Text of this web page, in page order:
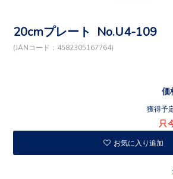
20cmプレート No.U4-109
(JANコード：4582305167764)
価
獲得予
只
お気に入り追加